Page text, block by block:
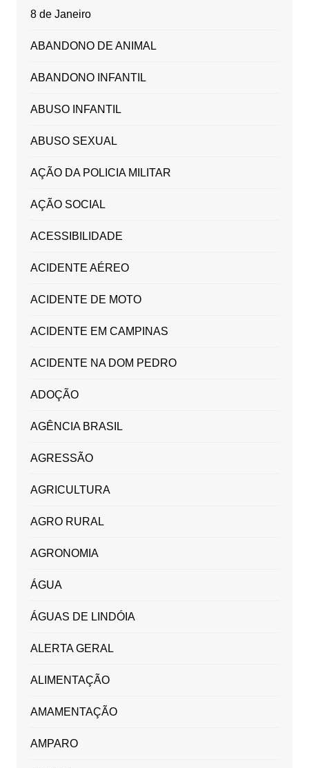
8 de Janeiro
ABANDONO DE ANIMAL
ABANDONO INFANTIL
ABUSO INFANTIL
ABUSO SEXUAL
AÇÃO DA POLICIA MILITAR
AÇÃO SOCIAL
ACESSIBILIDADE
ACIDENTE AÉREO
ACIDENTE DE MOTO
ACIDENTE EM CAMPINAS
ACIDENTE NA DOM PEDRO
ADOÇÃO
AGÊNCIA BRASIL
AGRESSÃO
AGRICULTURA
AGRO RURAL
AGRONOMIA
ÁGUA
ÁGUAS DE LINDÓIA
ALERTA GERAL
ALIMENTAÇÃO
AMAMENTAÇÃO
AMPARO